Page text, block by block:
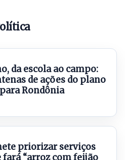
da escola ao campo:
de ações do plano
Rondônia
priorizar serviços
fará “arroz com feijão